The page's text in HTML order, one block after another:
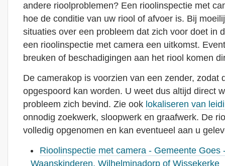
andere rioolproblemen? Een rioolinspectie met
hoe de conditie van uw riool of afvoer is. Bij
situaties over een probleem dat zich voor doet in
een rioolinspectie met camera een uitkomst.
breuken of beschadigingen aan het riool komen
De camerakop is voorzien van een zender, zodat
opgespoord kan worden. U weet dus altijd direct
probleem zich bevind. Zie ook lokaliseren van
onnodig zoekwerk, sloopwerk en graafwerk. De
volledig opgenomen en kan eventueel aan u
Rioolinspectie met camera - Gemeente Goes
Waanskinderen, Wilhelminadorp of Wissekerke